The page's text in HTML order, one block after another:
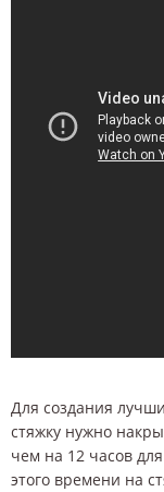
Для создания
стяжку нужно
чем на 12 часов
этого времени на